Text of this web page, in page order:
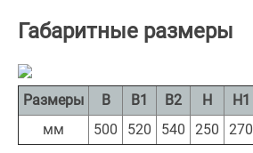
Габаритные размеры
Размеры B B1 B2 H H1
мм
500 520 540 250 270